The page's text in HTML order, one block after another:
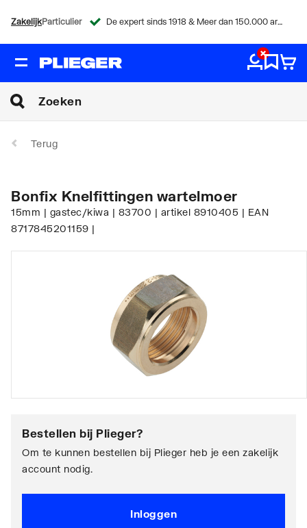
ZakelijkParticulier De expert sinds 1918 & Meer dan 150.000 artikelen
Terug
Bonfix Knelfittingen wartelmoer
15mm | gastec/kiwa | 83700 | artikel 8910405 | EAN
8717845201159 |
Bestellen bij Plieger?
Om te kunnen bestellen bij Plieger heb je een zakelijk
account nodig.
Inloggen